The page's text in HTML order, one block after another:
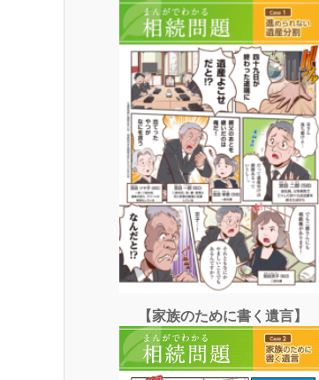
【家族のために書く遺言】